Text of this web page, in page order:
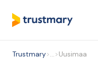
Trustmary>…>Uusimaa